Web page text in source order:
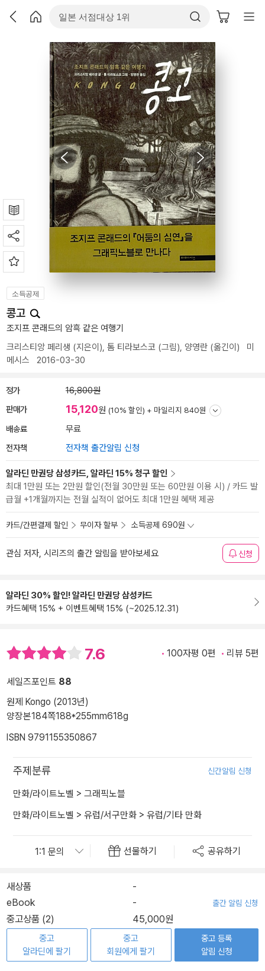
소득공제
콩고
조지프 콘래드의 암흑 같은 여행기
크리스티앙 페리생 (지은이), 톰 티라보스코 (그림), 양영란 (옮긴이) 미
메시스 2016-03-30
정가 16,800원
판매가 15,120원 (10% 할인) + 마일리지 840원
배송료 무료
전자책 전자책 출간알림 신청
알라딘 만권당 삼성카드, 알라딘 15% 청구 할인
최대 1만원 또는 2만원 할인(전월 30만원 또는 60만원 이용 시) / 카드 발
급월 +1개월까지는 전월 실적이 없어도 최대 1만원 혜택 제공
카드/간편결제 할인 무이자 할부 소득공제 690원
관심 저자, 시리즈의 출간 알림을 받아보세요 신청
알라딘 30% 할인! 알라딘 만권당 삼성카드
카드혜택 15% + 이벤트혜택 15% (~2025.12.31)
7.6 100자평 0편 리뷰 5편
세일즈포인트 88
원제 Kongo (2013년)
양장본184쪽188*255mm618g
ISBN 9791155350867
주제분류 신간알림 신청
만화/라이트노벨 > 그래픽노블
만화/라이트노벨 > 유럽/서구만화 > 유럽/기타 만화
선물하기 공유하기
새상품
-
eBook
- 출간 알림 신청
중고상품 (2) 45,000원
중고
알라딘에 팔기
중고
회원에게 팔기
중고 등록
알림 신청